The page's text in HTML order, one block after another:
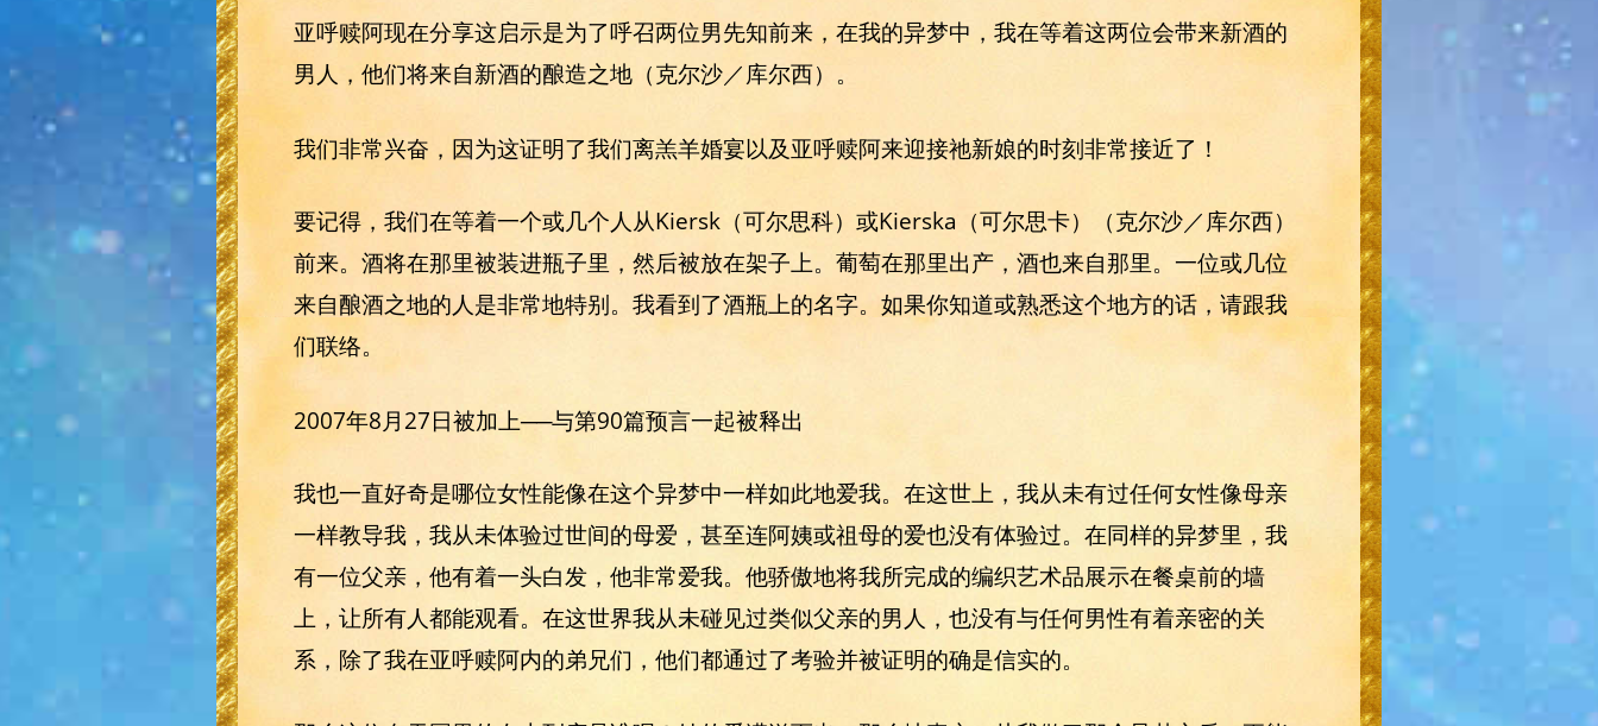
亚呼赎阿现在分享这启示是为了呼召两位男先知前来，在我的异梦中，我在等着这两位会带来新酒的
男人，他们将来自新酒的酿造之地（克尔沙／库尔西）。
我们非常兴奋，因为这证明了我们离羔羊婚宴以及亚呼赎阿来迎接祂新娘的时刻非常接近了！
要记得，我们在等着一个或几个人从Kiersk（可尔思科）或Kierska（可尔思卡）（克尔沙／库尔西）
前来。酒将在那里被装进瓶子里，然后被放在架子上。葡萄在那里出产，酒也来自那里。一位或几位
来自酿酒之地的人是非常地特别。我看到了酒瓶上的名字。如果你知道或熟悉这个地方的话，请跟我
们联络。
2007年8月27日被加上──与第90篇预言一起被释出
我也一直好奇是哪位女性能像在这个异梦中一样如此地爱我。在这世上，我从未有过任何女性像母亲
一样教导我，我从未体验过世间的母爱，甚至连阿姨或祖母的爱也没有体验过。在同样的异梦里，我
有一位父亲，他有着一头白发，他非常爱我。他骄傲地将我所完成的编织艺术品展示在餐桌前的墙
上，让所有人都能观看。在这世界我从未碰见过类似父亲的男人，也没有与任何男性有着亲密的关
系，除了我在亚呼赎阿内的弟兄们，他们都通过了考验并被证明的确是信实的。